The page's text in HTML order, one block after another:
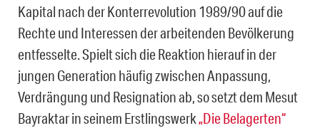
Kapital nach der Konterrevolution 1989/90 auf die
Rechte und Interessen der arbeitenden Bevölkerung
entfesselte. Spielt sich die Reaktion hierauf in der
jungen Generation häufig zwischen Anpassung,
Verdrängung und Resignation ab, so setzt dem Mesut
Bayraktar in seinem Erstlingswerk„Die Belagerten“